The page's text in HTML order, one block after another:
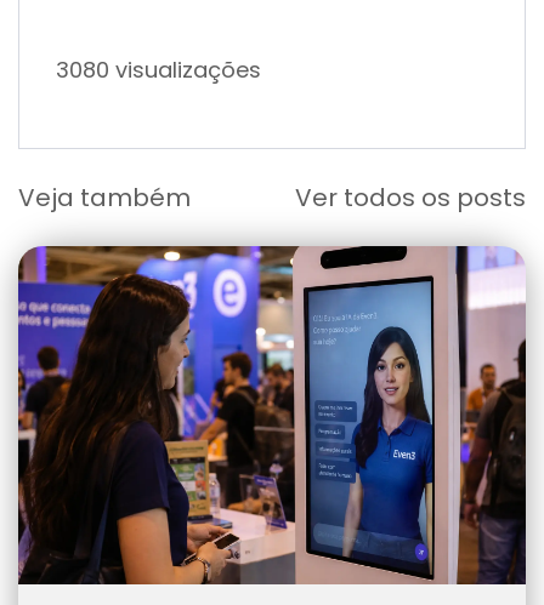
3080 visualizações
Veja também Ver todos os posts